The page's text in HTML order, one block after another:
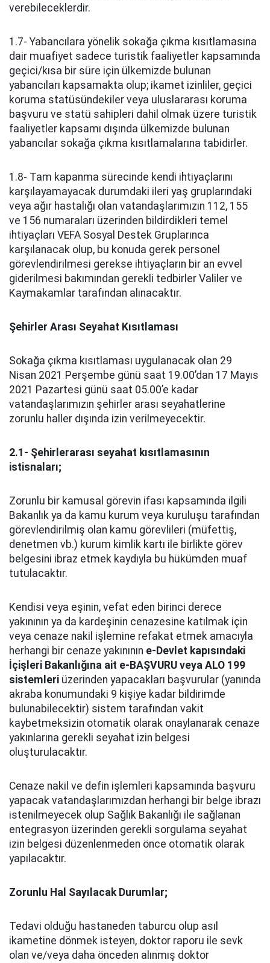
verebileceklerdir.
1.7- Yabancılara yönelik sokağa çıkma kısıtlamasına
dair muafiyet sadece turistik faaliyetler kapsamında
geçici/kısa bir süre için ülkemizde bulunan
yabancıları kapsamakta olup; ikamet izinliler, geçici
koruma statüsündekiler veya uluslararası koruma
başvuru ve statü sahipleri dahil olmak üzere turistik
faaliyetler kapsamı dışında ülkemizde bulunan
yabancılar sokağa çıkma kısıtlamalarına tabidirler.
1.8- Tam kapanma sürecinde kendi ihtiyaçlarını
karşılayamayacak durumdaki ileri yaş gruplarındaki
veya ağır hastalığı olan vatandaşlarımızın 112, 155
ve 156 numaraları üzerinden bildirdikleri temel
ihtiyaçları VEFA Sosyal Destek Gruplarınca
karşılanacak olup, bu konuda gerek personel
görevlendirilmesi gerekse ihtiyaçların bir an evvel
giderilmesi bakımından gerekli tedbirler Valiler ve
Kaymakamlar tarafından alınacaktır.
Şehirler Arası Seyahat Kısıtlaması
Sokağa çıkma kısıtlaması uygulanacak olan 29
Nisan 2021 Perşembe günü saat 19.00’dan 17 Mayıs
2021 Pazartesi günü saat 05.00’e kadar
vatandaşlarımızın şehirler arası seyahatlerine
zorunlu haller dışında izin verilmeyecektir.
2.1- Şehirlerarası seyahat kısıtlamasının
istisnaları;
Zorunlu bir kamusal görevin ifası kapsamında ilgili
Bakanlık ya da kamu kurum veya kuruluşu tarafından
görevlendirilmiş olan kamu görevlileri (müfettiş,
denetmen vb.) kurum kimlik kartı ile birlikte görev
belgesini ibraz etmek kaydıyla bu hükümden muaf
tutulacaktır.
Kendisi veya eşinin, vefat eden birinci derece
yakınının ya da kardeşinin cenazesine katılmak için
veya cenaze nakil işlemine refakat etmek amacıyla
herhangi bir cenaze yakınının e-Devlet kapısındaki
İçişleri Bakanlığına ait e-BAŞVURU veya ALO 199
sistemleri üzerinden yapacakları başvurular (yanında
akraba konumundaki 9 kişiye kadar bildirimde
bulunabilecektir) sistem tarafından vakit
kaybetmeksizin otomatik olarak onaylanarak cenaze
yakınlarına gerekli seyahat izin belgesi
oluşturulacaktır.
Cenaze nakil ve defin işlemleri kapsamında başvuru
yapacak vatandaşlarımızdan herhangi bir belge ibrazı
istenilmeyecek olup Sağlık Bakanlığı ile sağlanan
entegrasyon üzerinden gerekli sorgulama seyahat
izin belgesi düzenlenmeden önce otomatik olarak
yapılacaktır.
Zorunlu Hal Sayılacak Durumlar;
Tedavi olduğu hastaneden taburcu olup asıl
ikametine dönmek isteyen, doktor raporu ile sevk
olan ve/veya daha önceden alınmış doktor